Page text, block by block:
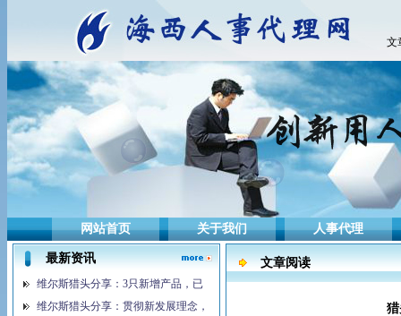
文
网站首页 关于我们 人事代理
最新资讯
维尔斯猎头分享：3只新增产品，已
维尔斯猎头分享：贯彻新发展理念，
文章阅读